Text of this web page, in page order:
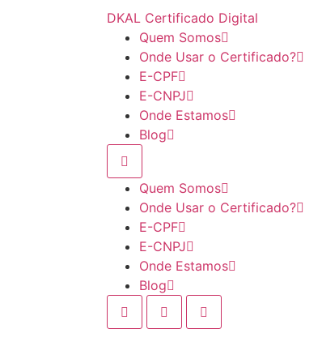
DKAL Certificado Digital
Quem Somos
Onde Usar o Certificado?
E-CPF
E-CNPJ
Onde Estamos
Blog
Quem Somos
Onde Usar o Certificado?
E-CPF
E-CNPJ
Onde Estamos
Blog